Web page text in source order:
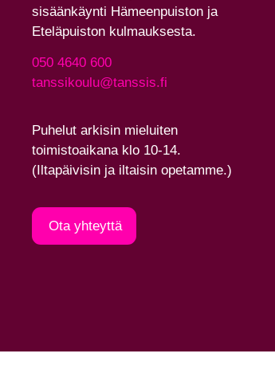
sisäänkäynti Hämeenpuiston ja
Eteläpuiston kulmauksesta.
050 4640 600
tanssikoulu@tanssis.fi
Puhelut arkisin mieluiten
toimistoaikana klo 10-14.
(Iltapäivisin ja iltaisin opetamme.)
Ota yhteyttä